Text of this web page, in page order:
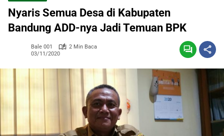
Nyaris Semua Desa di Kabupaten
Bandung ADD-nya Jadi Temuan BPK
Bale 001
2 Min Baca
03/11/2020